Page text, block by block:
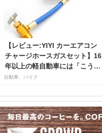
【レビュー:YIYI カーエアコン
チャージホースガスセット】16
年以上の軽自動車には「こうか
はばつぐんだ」が…
自動車、バイク